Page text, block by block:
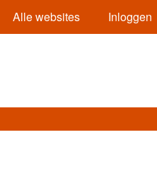
Alle websites Inloggen